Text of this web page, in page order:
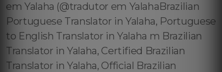
em Yalaha (@tradutor em YalahaBrazilian
Portuguese Translator in Yalaha, Portuguese
to English Translator in Yalaha m Brazilian
Translator in Yalaha, Certified Brazilian
Translator in Yalaha, Official Brazilian